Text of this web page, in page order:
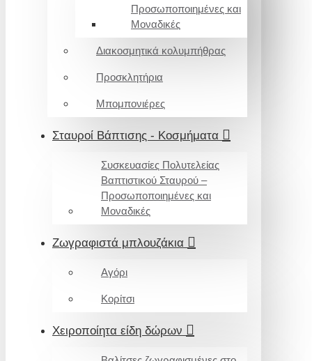
Προσωποποιημένες και
Μοναδικές
Διακοσμητικά κολυμπήθρας
Προσκλητήρια
Μπομπονιέρες
Σταυροί Βάπτισης - Κοσμήματα
Συσκευασίες Πολυτελείας
Βαπτιστικού Σταυρού –
Προσωποποιημένες και
Μοναδικές
Ζωγραφιστά μπλουζάκια
Αγόρι
Κορίτσι
Χειροποίητα είδη δώρων